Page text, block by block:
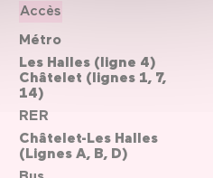
Accès
Métro
Les Halles (ligne 4)
Châtelet (lignes 1, 7,
14)
RER
Châtelet-Les Halles
(Lignes A, B, D)